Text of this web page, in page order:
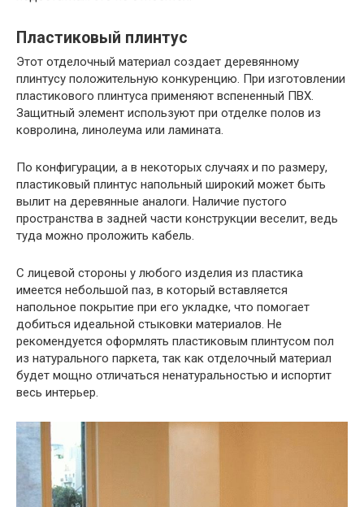
Пластиковый плинтус
Этот отделочный материал создает деревянному
плинтусу положительную конкуренцию. При изготовлении
пластикового плинтуса применяют вспененный ПВХ.
Защитный элемент используют при отделке полов из
ковролина, линолеума или ламината.
По конфигурации, а в некоторых случаях и по размеру,
пластиковый плинтус напольный широкий может быть
вылит на деревянные аналоги. Наличие пустого
пространства в задней части конструкции веселит, ведь
туда можно проложить кабель.
С лицевой стороны у любого изделия из пластика
имеется небольшой паз, в который вставляется
напольное покрытие при его укладке, что помогает
добиться идеальной стыковки материалов. Не
рекомендуется оформлять пластиковым плинтусом пол
из натурального паркета, так как отделочный материал
будет мощно отличаться ненатуральностью и испортит
весь интерьер.